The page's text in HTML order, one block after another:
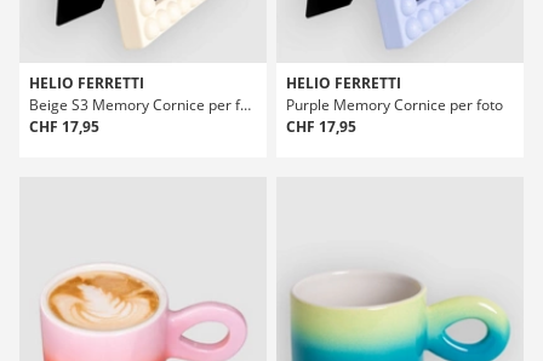
HELIO FERRETTI
Beige S3 Memory Cornice per foto
CHF 17,95
HELIO FERRETTI
Purple Memory Cornice per foto
CHF 17,95